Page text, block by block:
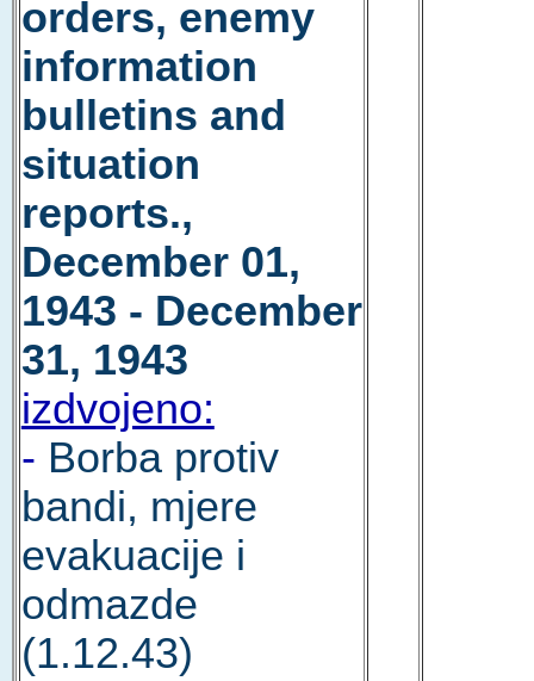
orders, enemy
information
bulletins and
situation
reports.,
December 01,
1943 - December
31, 1943
izdvojeno:
- Borba protiv
bandi, mjere
evakuacije i
odmazde
(1.12.43)